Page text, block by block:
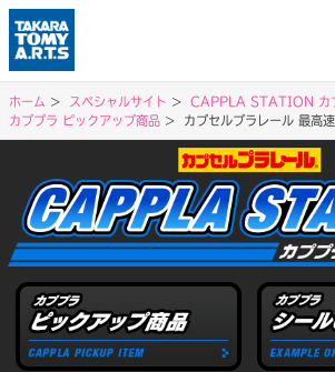
ホーム
商品情報
PRODUCT
イベント&キャンペーン
EVENT&CAMPAIGN
閉じる
ホーム スペシャルサイト
CAPPLA STATION カ
カププラ ピックアップ商品
カプセルプラレール 最高